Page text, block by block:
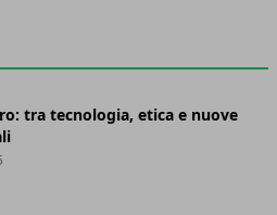
tra tecnologia, etica e nuove